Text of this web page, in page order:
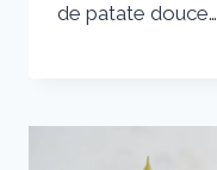
de patate douce…